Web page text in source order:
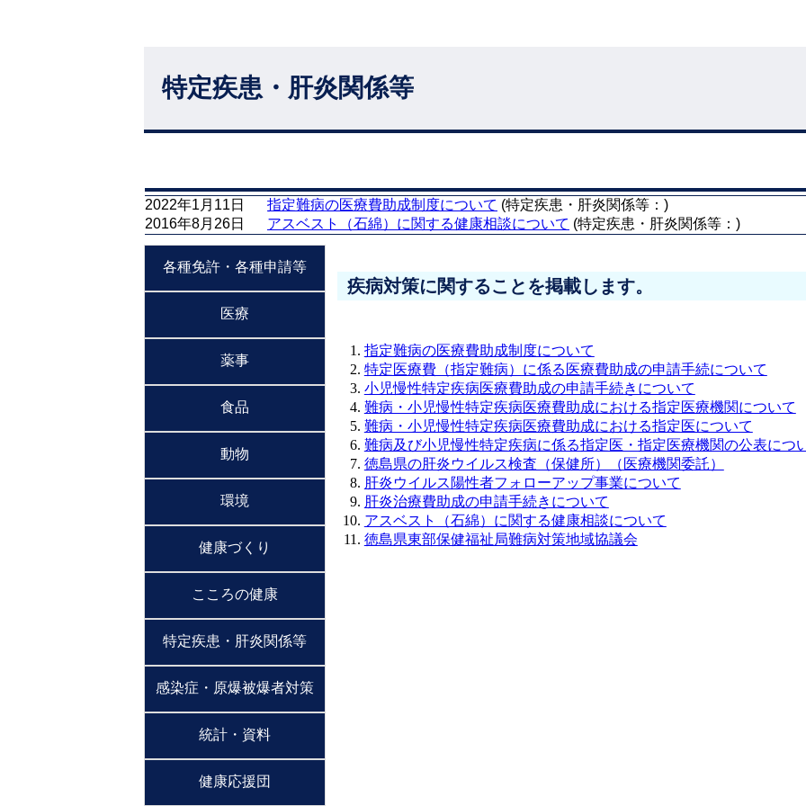
特定疾患・肝炎関係等
2022年1月11日 指定難病の医療費助成制度について (特定疾患・肝炎関係等：)
2016年8月26日
アスベスト（石綿）に関する健康相談について (特定疾患・肝炎関係等：)
各種免許・各種申請等
医療
薬事
食品
動物
環境
健康づくり
こころの健康
特定疾患・肝炎関係等
感染症・原爆被爆者対策
統計・資料
健康応援団
疾病対策に関することを掲載します。
指定難病の医療費助成制度について
特定医療費（指定難病）に係る医療費助成の申請手続について
小児慢性特定疾病医療費助成の申請手続きについて
難病・小児慢性特定疾病医療費助成における指定医療機関について
難病・小児慢性特定疾病医療費助成における指定医について
難病及び小児慢性特定疾病に係る指定医・指定医療機関の公表につ
徳島県の肝炎ウイルス検査（保健所）（医療機関委託）
肝炎ウイルス陽性者フォローアップ事業について
肝炎治療費助成の申請手続きについて
アスベスト（石綿）に関する健康相談について
徳島県東部保健福祉局難病対策地域協議会